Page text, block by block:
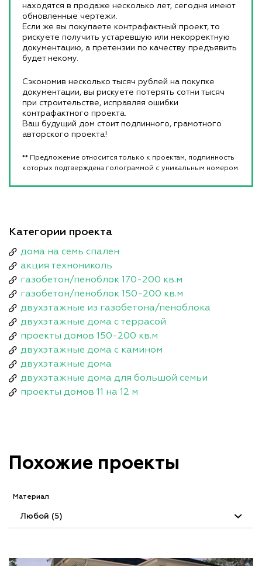
находятся в продаже несколько лет, сегодня имеют
обновленные чертежи.
Если же вы покупаете контрафактный проект, то
рискуете получить устаревшую или некорректную
документацию, а претензии по качеству предъявить
будет некому.
Сэкономив несколько тысяч рублей на покупке
документации, вы рискуете потерять сотни тысяч
при строительстве, исправляя ошибки
контрафактного проекта.
Ваш будущий дом стоит подлинного, грамотного
авторского проекта!
** Предложение относится только к проектам, подлинность
которых подтверждена голограммой с уникальным номером.
Категории проекта
дома на семь спален
акция технониколь
газобетон/пеноблок 170-200 кв.м
газобетон/пеноблок 150-200 кв.м
двухэтажные из газобетона/пеноблока
двухэтажные дома с террасой
проекты домов 150-200 кв.м
двухэтажные дома с камином
двухэтажные дома
двухэтажные дома для большой семьи
проекты домов 11 на 12 м
Похожие проекты
Материал
Любой (5)